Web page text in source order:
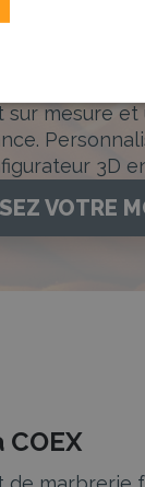
mesure et
3D
VOTRE